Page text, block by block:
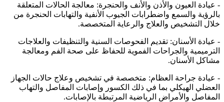
- عيادة العيون والأذن والأنف والحنجرة: معالجة الحالات المتعلقة
بالرؤية والسمع واضطرابات الجيوب الأنفية والتهابات الحنجرة من
خلال التشخيص والعلاج والرعاية المتخصصة.
- عيادة الأسنان: تقديم الفحوصات السنية والتنظيفات والعلاجات
الترميمية والجراحات الفموية للحفاظ على صحة الفم ومعالجة
مشاكل الأسنان.
- عيادة جراحة العظام: متخصصة في تشخيص وعلاج حالات الجهاز
العضلي الهيكلي بما في ذلك الكسور وإصابات المفاصل والتهاب
المفاصل والأمراض الرياضية المرتبطة بالإصابات.